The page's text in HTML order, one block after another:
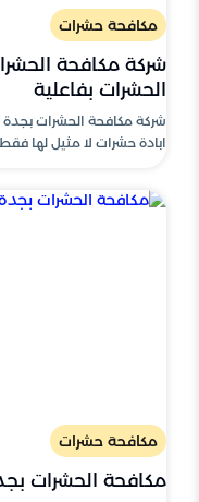
مكافحة حشرات
الحشرات بفاعلية
شركة مكافحة الحشرات
ابادة حشرات لا مثيل لها فقط
مكافحة حشرات
مكافحة الحشرات